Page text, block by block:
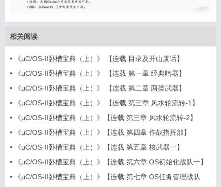
相关阅读
•
《μC/OS-II卧槽宝典（上）》 【连载 目录及开山废话】
•
《μC/OS-II卧槽宝典（上）》 【连载 第一章 经典暗器】
•
《μC/OS-II卧槽宝典（上）》 【连载 第二章 两类武器】
•
《μC/OS-II卧槽宝典（上）》 【连载 第三章 风水轮流转-1】
•
《μC/OS-II卧槽宝典（上）》【连载 第三章 风水轮流转-2】
•
《μC/OS-II卧槽宝典（上）》【连载 第四章 作战指挥部】
•
《μC/OS-II卧槽宝典（上）》【连载 第五章 核武器一】
•
《μC/OS-II卧槽宝典（上）》【连载 第六章 OS初始化战队一】
•
《μC/OS-II卧槽宝典（上）》【连载 第七章 OS任务管理战队